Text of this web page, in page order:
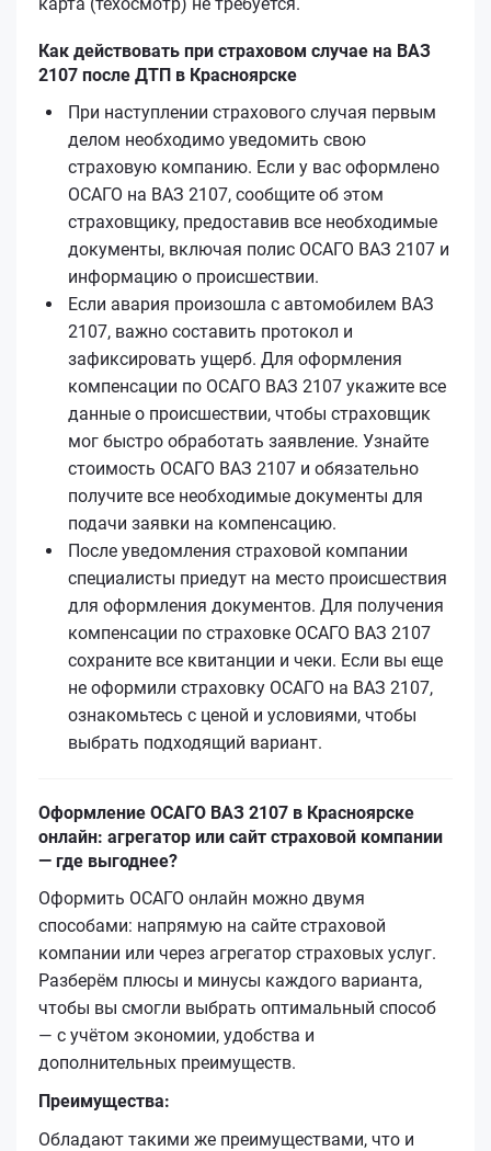
Как действовать при страховом случае на ВАЗ
2107 после ДТП в Красноярске
При наступлении страхового случая первым
делом необходимо уведомить свою
страховую компанию. Если у вас оформлено
ОСАГО на ВАЗ 2107, сообщите об этом
страховщику, предоставив все необходимые
документы, включая полис ОСАГО ВАЗ 2107 и
информацию о происшествии.
Если авария произошла с автомобилем ВАЗ
2107, важно составить протокол и
зафиксировать ущерб. Для оформления
компенсации по ОСАГО ВАЗ 2107 укажите все
данные о происшествии, чтобы страховщик
мог быстро обработать заявление. Узнайте
стоимость ОСАГО ВАЗ 2107 и обязательно
получите все необходимые документы для
подачи заявки на компенсацию.
После уведомления страховой компании
специалисты приедут на место происшествия
для оформления документов. Для получения
компенсации по страховке ОСАГО ВАЗ 2107
сохраните все квитанции и чеки. Если вы еще
не оформили страховку ОСАГО на ВАЗ 2107,
ознакомьтесь с ценой и условиями, чтобы
выбрать подходящий вариант.
Оформление ОСАГО ВАЗ 2107 в Красноярске
онлайн: агрегатор или сайт страховой компании
— где выгоднее?
Оформить ОСАГО онлайн можно двумя
способами: напрямую на сайте страховой
компании или через агрегатор страховых услуг.
Разберём плюсы и минусы каждого варианта,
чтобы вы смогли выбрать оптимальный способ
— с учётом экономии, удобства и
дополнительных преимуществ.
Преимущества:
Обладают такими же преимуществами, что и